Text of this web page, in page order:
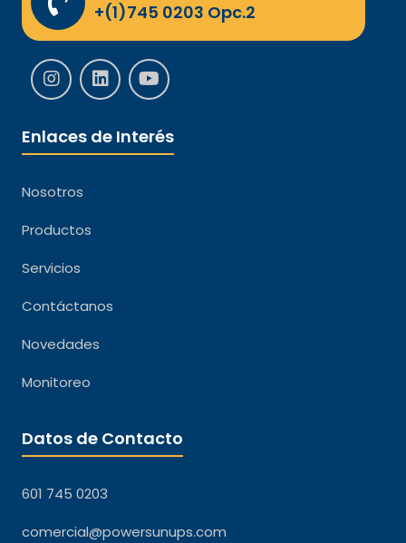
+(1)745 0203 Opc.2
Enlaces de Interés
Nosotros
Productos
Servicios
Contáctanos
Novedades
Monitoreo
Datos de Contacto
601 745 0203
comercial@powersunups.com